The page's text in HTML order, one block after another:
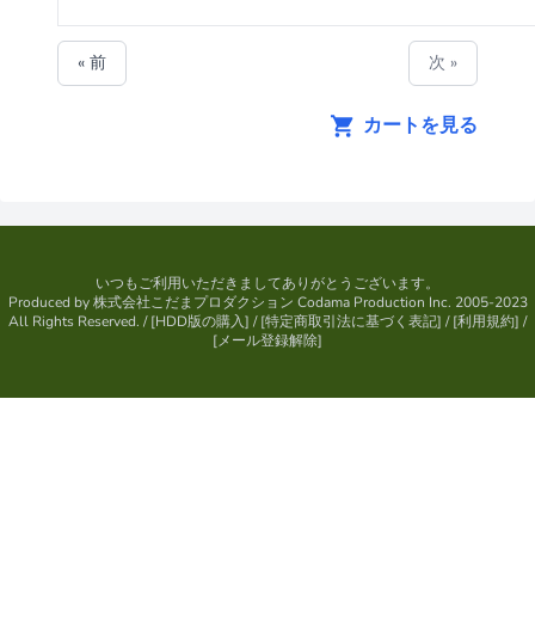
« 前 次 »
カートを見る
いつもご利用いただきましてありがとうございます。
Produced by株式会社こだまプロダクション Codama Production Inc. 2005-2023
All Rights Reserved. / [HDD版の購入] / [特定商取引法に基づく表記] / [利用規約] /
[メール登録解除]